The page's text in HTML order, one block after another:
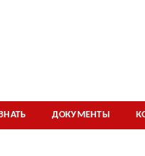
ДОКУМЕНТЫ